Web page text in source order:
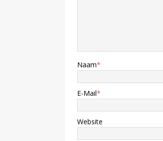
Naam*
E-Mail*
Website